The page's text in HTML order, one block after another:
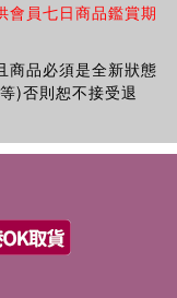
會員七日商品鑑賞期
商品必須是全新狀態
)否則恕不接受退